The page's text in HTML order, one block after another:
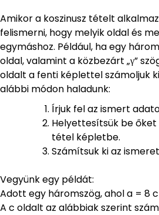
Amikor a koszinusz tételt
felismerni, hogy melyik oldal és
egymáshoz. Például, ha egy
oldal, valamint a közbezárt „γ”
oldalt a fenti képlettel számoljuk
alábbi módon haladunk:
Írjuk fel az ismert
Helyettesítsük be őket
tétel képletbe.
Számítsuk ki az
Vegyünk egy példát:
Adott egy háromszög, ahol a = 8
A c oldalt az alábbiak szerint